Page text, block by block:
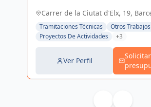
de Arquitectura e Ingeniería con
Carrer de la Ciutat d'Elx, 19,
España, España
Tramitaciones Técnicas
Otros
Proyectos De Actividades
+3
Ver Perfil
Solicitar